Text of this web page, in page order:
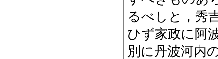
るべしと，秀
ひず家政に阿
別に丹波河内